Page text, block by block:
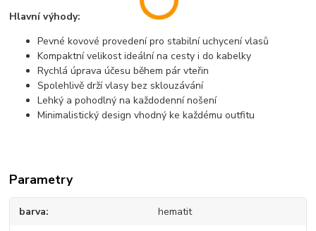
Hlavní výhody:
Pevné kovové provedení pro stabilní uchycení vlasů
Kompaktní velikost ideální na cesty i do kabelky
Rychlá úprava účesu během pár vteřin
Spolehlivě drží vlasy bez sklouzávání
Lehký a pohodlný na každodenní nošení
Minimalistický design vhodný ke každému outfitu
Parametry
barva hematit